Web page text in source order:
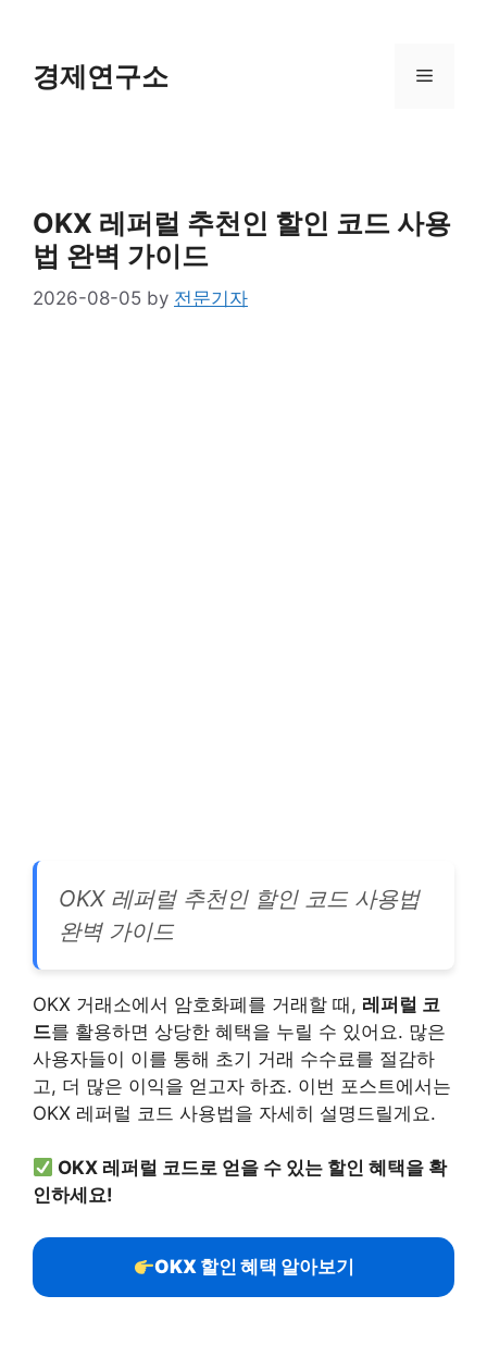
content경제연구소 Menu
OKX 레퍼럴 추천인 할인 코드 사용
법 완벽 가이드
2026-08-05 by 전문기자
OKX 레퍼럴 추천인 할인 코드 사용법
완벽 가이드
OKX 거래소에서 암호화폐를 거래할 때, 레퍼럴 코
드를 활용하면 상당한 혜택을 누릴 수 있어요. 많은
사용자들이 이를 통해 초기 거래 수수료를 절감하
고, 더 많은 이익을 얻고자 하죠. 이번 포스트에서는
OKX 레퍼럴 코드 사용법을 자세히 설명드릴게요.
OKX 레퍼럴 코드로 얻을 수 있는 할인 혜택을 확
인하세요!
OKX 할인 혜택 알아보기